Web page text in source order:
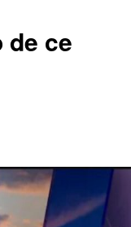
de ce